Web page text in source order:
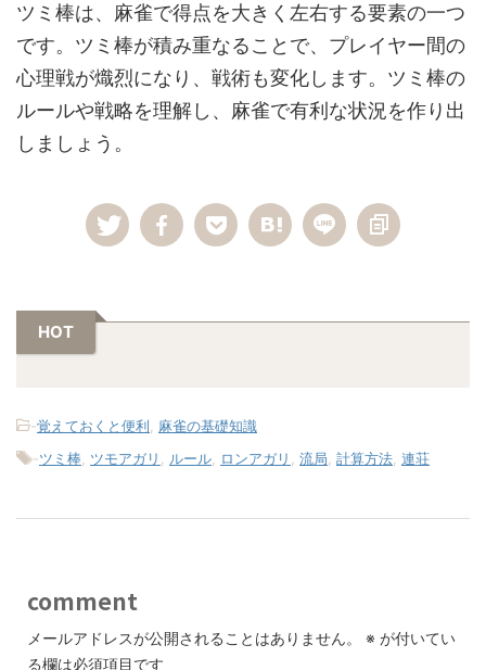
ツミ棒は、麻雀で得点を大きく左右する要素の一つ
です。ツミ棒が積み重なることで、プレイヤー間の
心理戦が熾烈になり、戦術も変化します。ツミ棒の
ルールや戦略を理解し、麻雀で有利な状況を作り出
しましょう。
HOT
-覚えておくと便利
麻雀の基礎知識
-ツミ棒 ツモアガリ ルール ロンアガリ 流局 計算方法 連荘
comment
メールアドレスが公開されることはありません。 ※ が付いてい
る欄は必須項目です